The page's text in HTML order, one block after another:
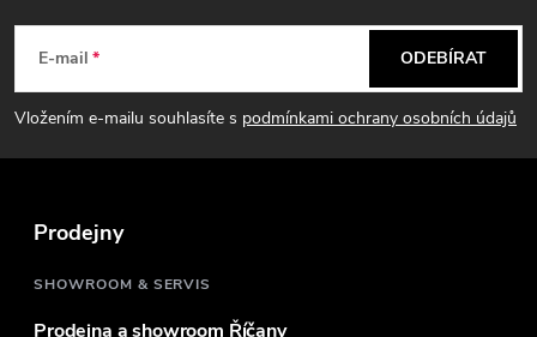
p
E-mail
Vložením e-mailu souhlasíte s podmínkami ochrany osobních údajů
ODEBÍRAT
Prodejny
SHOWROOM & SERVIS
Prodejna a showroom Říčany